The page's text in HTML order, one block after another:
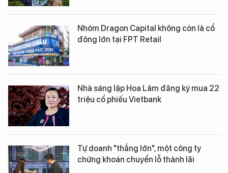
Nhóm Dragon Capital không còn là cổ
đông lớn tại FPT Retail
Nhà sáng lập Hoa Lâm đăng ký mua 22
triệu cổ phiếu Vietbank
Tự doanh "thắng lớn", một công ty
chứng khoán chuyển lỗ thành lãi